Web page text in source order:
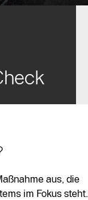
aus, die
im Fokus steht.